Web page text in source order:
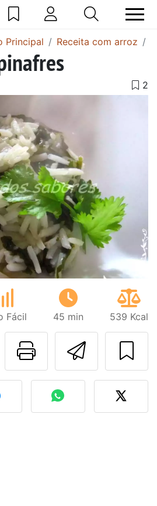
Principal Receita com arroz
Fácil 45 min 539 Kcal
Imprima
com o autor
receita?